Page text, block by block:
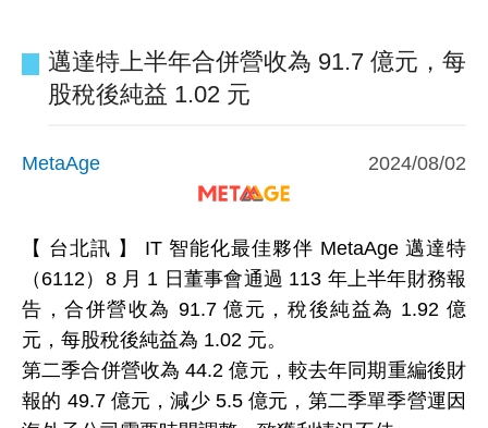
邁達特上半年合併營收為 91.7 億元，每
股稅後純益 1.02 元
MetaAge 2024/08/02
【 台北訊 】 IT 智能化最佳夥伴 MetaAge 邁達特
（6112）8 月 1 日董事會通過 113 年上半年財務報
告，合併營收為 91.7 億元，稅後純益為 1.92 億
元，每股稅後純益為 1.02 元。
第二季合併營收為 44.2 億元，較去年同期重編後財
報的 49.7 億元，減少 5.5 億元，第二季單季營運因